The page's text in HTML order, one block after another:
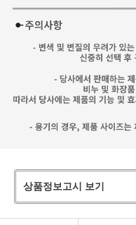
상품정보고시 보기